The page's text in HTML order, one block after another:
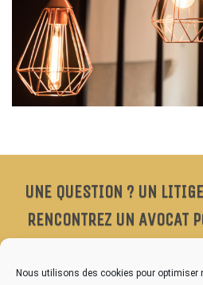
Nous utilisons des cookies pour optimiser
UNE QUESTION ? UN
RENCONTREZ UN AVOCAT